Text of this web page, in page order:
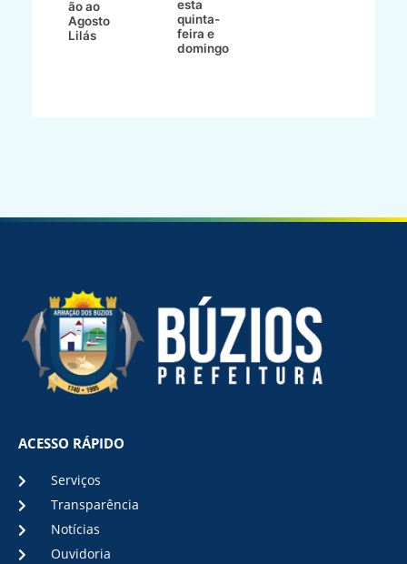
ão ao
Agosto
Lilás
esta
quinta-
feira e
domingo
ACESSO RÁPIDO
Serviços
Transparência
Notícias
Ouvidoria